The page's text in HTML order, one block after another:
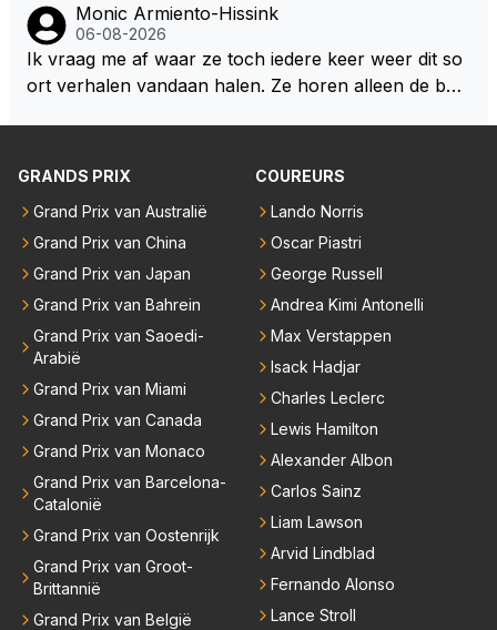
Monic Armiento-Hissink
06-08-2026
Ik vraag me af waar ze toch iedere keer weer dit so
ort verhalen vandaan halen. Ze horen alleen de boa
emand weet wat er zich afspeelt achter gesloten de
iedereen is vertrokken. Dat er nu een paar jaar acht
er elkaar mensen een andere uitdagingen zoeken of
niet meer in de F1 willen werken is niet zo gek als de
meesten van hen al sinds dat RB hun intrede deed a
anwezig waren. De mensen die nu een aantal van di
e lege plaatsen op gaan vullen hebben ook al jaren
binnen RB gewerkt en zijn voor Max geen vreemde
n meer. Ook andere teams verliezen mensen. Er wo
rdt teveel drama van gemaakt.
GRANDS PRIX
Grand Prix van Australië
Grand Prix van China
Grand Prix van Japan
Grand Prix van Bahrein
Grand Prix van Saoedi-
Arabië
Grand Prix van Miami
Grand Prix van Canada
Grand Prix van Monaco
Grand Prix van Barcelona-
Catalonië
Grand Prix van Oostenrijk
Grand Prix van Groot-
Brittannië
Grand Prix van België
COUREURS
Lando Norris
Oscar Piastri
George Russell
Andrea Kimi Antonelli
Max Verstappen
Isack Hadjar
Charles Leclerc
Lewis Hamilton
Alexander Albon
Carlos Sainz
Liam Lawson
Arvid Lindblad
Fernando Alonso
Lance Stroll